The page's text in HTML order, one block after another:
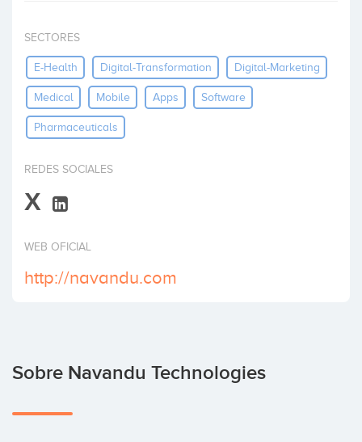
SECTORES
E-Health Digital-Transformation Digital-Marketing
Medical Mobile Apps Software
Pharmaceuticals
REDES SOCIALES
X
WEB OFICIAL
http://navandu.com
Sobre Navandu Technologies